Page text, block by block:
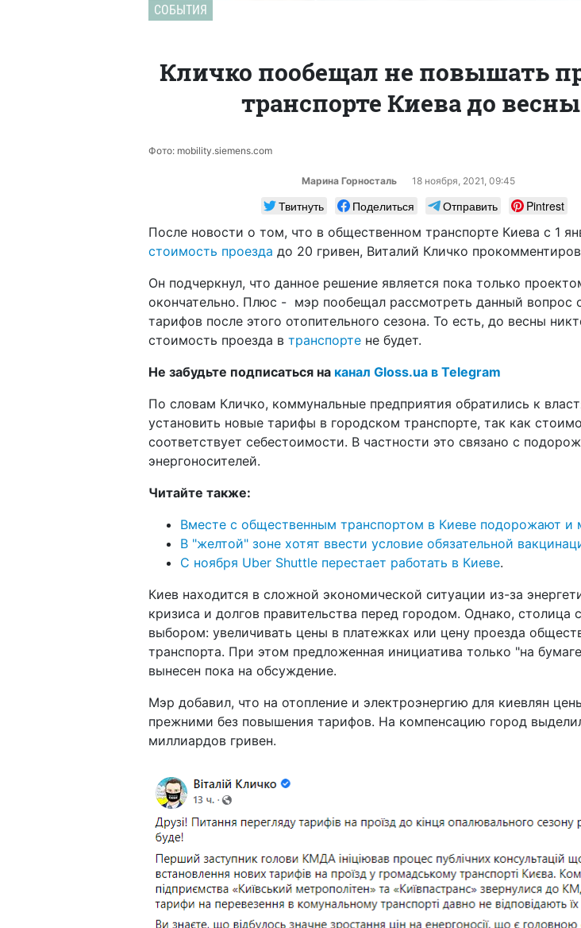
СОБЫТИЯ
Кличко пообещал не повышать
транспорте Киева до весны
Фото: mobility.siemens.com
Марина Горносталь 18 ноября, 2021, 09:45
Твитнуть Поделиться Отправить
Pintrest
После новости о том, что в общественном транспорте Киева с 1
стоимость проезда до 20 гривен, Виталий Кличко
Он подчеркнул, что данное решение является пока только
окончательно. Плюс - мэр пообещал рассмотреть данный вопрос
тарифов после этого отопительного сезона. То есть, до весны
стоимость проезда в транспорте не будет.
Не забудьте подписаться на канал Gloss.ua в Telegram
По словам Кличко, коммунальные предприятия обратились к
установить новые тарифы в городском транспорте, так как
соответствует себестоимости. В частности это связано с
энергоносителей.
Читайте также:
Вместе с общественным транспортом в Киеве подорожают и
В "желтой" зоне хотят ввести условие обязательной
С ноября Uber Shuttle перестает работать в Киеве.
Киев находится в сложной экономической ситуации из-за
кризиса и долгов правительства перед городом. Однако, столица
выбором: увеличивать цены в платежках или цену проезда
транспорта. При этом предложенная инициатива только "на
вынесен пока на обсуждение.
Мэр добавил, что на отопление и электроэнергию для киевлян
прежними без повышения тарифов. На компенсацию город
миллиардов гривен.